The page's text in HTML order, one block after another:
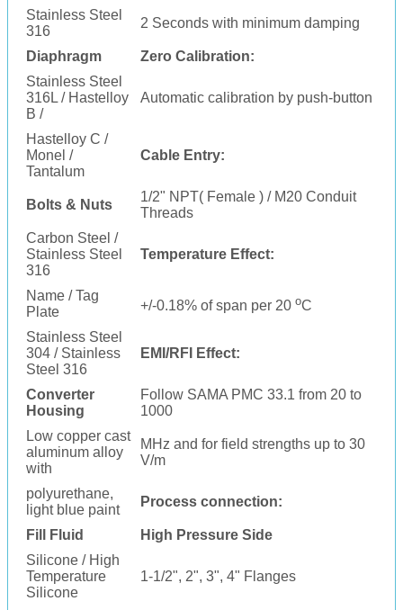
Stainless Steel
316
2 Seconds with minimum damping
Diaphragm
Zero Calibration:
Stainless Steel
316L / Hastelloy
B /
Automatic calibration by push-button
Hastelloy C /
Monel /
Tantalum
Cable Entry:
Bolts & Nuts
1/2" NPT( Female ) / M20 Conduit
Threads
Carbon Steel /
Stainless Steel
316
Temperature Effect:
Name / Tag
Plate
+/-0.18% of span per 20 oC
Stainless Steel
304 / Stainless
Steel 316
EMI/RFI Effect:
Converter
Housing
Follow SAMA PMC 33.1 from 20 to
1000
Low copper cast
aluminum alloy
with
MHz and for field strengths up to 30
V/m
polyurethane,
light blue paint
Process connection:
Fill Fluid
High Pressure Side
Silicone / High
Temperature
Silicone
1-1/2", 2", 3", 4" Flanges